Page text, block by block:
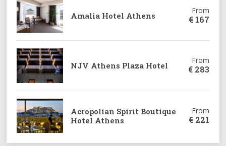
Amalia Hotel Athens
From
€ 167
NJV Athens Plaza Hotel
From
€ 283
Acropolian Spirit Boutique
Hotel Athens
From
€ 221